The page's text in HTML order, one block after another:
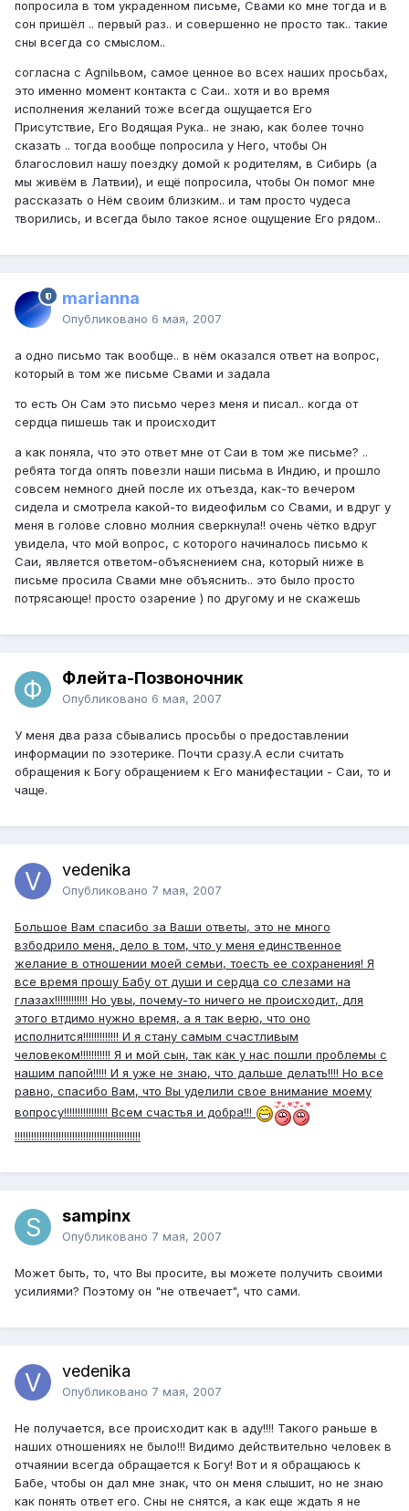
попросила в том украденном письме, Свами ко мне тогда и в
сон пришёл .. первый раз.. и совершенно не просто так.. такие
сны всегда со смыслом..
согласна с Agnilьвом, самое ценное во всех наших просьбах,
это именно момент контакта с Саи.. хотя и во время
исполнения желаний тоже всегда ощущается Его
Присутствие, Его Водящая Рука.. не знаю, как более точно
сказать .. тогда вообще попросила у Него, чтобы Он
благословил нашу поездку домой к родителям, в Сибирь (а
мы живём в Латвии), и ещё попросила, чтобы Он помог мне
рассказать о Нём своим близким.. и там просто чудеса
творились, и всегда было такое ясное ощущение Его рядом..
marianna
Опубликовано 6 мая, 2007
а одно письмо так вообще.. в нём оказался ответ на вопрос,
который в том же письме Свами и задала
то есть Он Сам это письмо через меня и писал.. когда от
сердца пишешь так и происходит
а как поняла, что это ответ мне от Саи в том же письме? ..
ребята тогда опять повезли наши письма в Индию, и прошло
совсем немного дней после их отъезда, как-то вечером
сидела и смотрела какой-то видеофильм со Свами, и вдруг у
меня в голове словно молния сверкнула!! очень чётко вдруг
увидела, что мой вопрос, с которого начиналось письмо к
Саи, является ответом-объяснением сна, который ниже в
письме просила Свами мне объяснить.. это было просто
потрясающе! просто озарение ) по другому и не скажешь
Флейта-Позвоночник
Опубликовано 6 мая, 2007
У меня два раза сбывались просьбы о предоставлении
информации по эзотерике. Почти сразу.А если считать
обращения к Богу обращением к Его манифестации - Саи, то и
чаще.
vedenika
Опубликовано 7 мая, 2007
Большое Вам спасибо за Ваши ответы, это не много
взбодрило меня, дело в том, что у меня единственное
желание в отношении моей семьи, тоесть ее сохранения! Я
все время прошу Бабу от души и сердца со слезами на
глазах!!!!!!!!!!!! Но увы, почему-то ничего не происходит, для
этого втдимо нужно время, а я так верю, что оно
исполнится!!!!!!!!!!!!! И я стану самым счастливым
человеком!!!!!!!!!!! Я и мой сын, так как у нас пошли проблемы с
нашим папой!!!!! И я уже не знаю, что дальше делать!!!! Но все
равно, спасибо Вам, что Вы уделили свое внимание моему
вопросу!!!!!!!!!!!!!!!! Всем счастья и добра!!!
!!!!!!!!!!!!!!!!!!!!!!!!!!!!!!!!!!!!!!!!!!!!!!
sampinx
Опубликовано 7 мая, 2007
Может быть, то, что Вы просите, вы можете получить своими
усилиями? Поэтому он "не отвечает", что сами.
vedenika
Опубликовано 7 мая, 2007
Не получается, все происходит как в аду!!!! Такого раньше в
наших отношениях не было!!! Видимо действительно человек в
отчаянии всегда обращается к Богу! Вот и я обращаюсь к
Бабе, чтобы он дал мне знак, что он меня слышит, но не знаю
как понять ответ его. Сны не снятся, а как еще ждать я не